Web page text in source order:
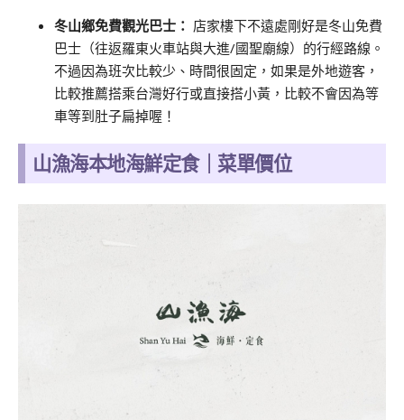
冬山鄉免費觀光巴士： 店家樓下不遠處剛好是冬山免費
巴士（往返羅東火車站與大進/國聖廟線）的行經路線。
不過因為班次比較少、 時間很固定， 如果是外地遊客，
比較推薦搭乘台灣好行或直接搭小黃， 比較不會因為等
車等到肚子扁掉喔！
山漁海本地海鮮定食｜菜單價位